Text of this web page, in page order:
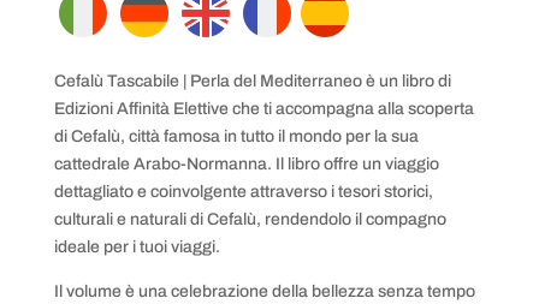
Cefalù Tascabile | Perla del Mediterraneo è un libro di
Edizioni Affinità Elettive che ti accompagna alla scoperta
di Cefalù, città famosa in tutto il mondo per la sua
cattedrale Arabo-Normanna. Il libro offre un viaggio
dettagliato e coinvolgente attraverso i tesori storici,
culturali e naturali di Cefalù, rendendolo il compagno
ideale per i tuoi viaggi.
Il volume è una celebrazione della bellezza senza tempo